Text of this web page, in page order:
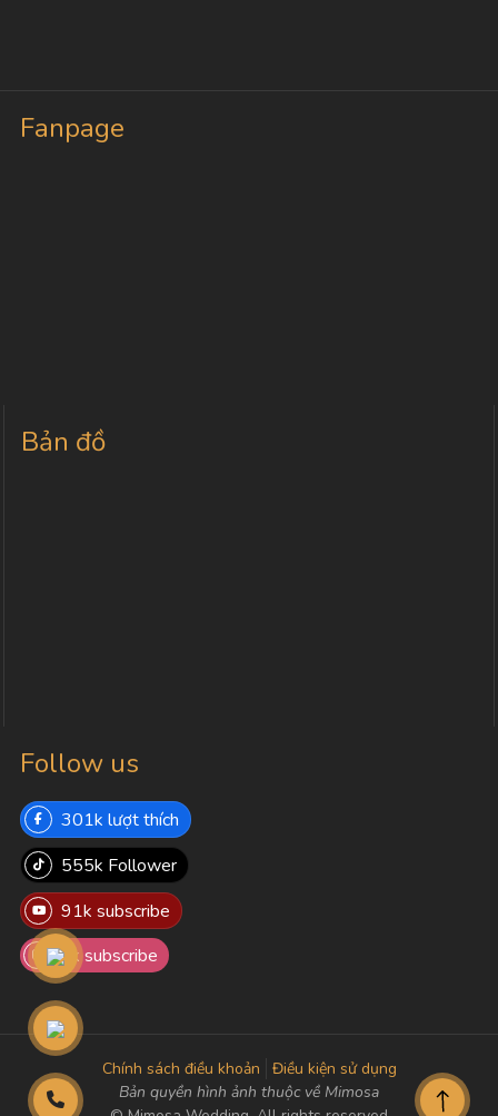
Fanpage
Bản đồ
Follow us
301k lượt thích
555k Follower
91k subscribe
8k subscribe
Chính sách điều khoản
Điều kiện sử dụng
Bản quyền hình ảnh thuộc về Mimosa